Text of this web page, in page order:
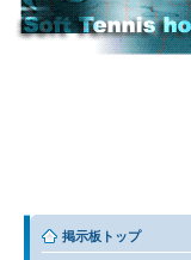
掲示板トップ